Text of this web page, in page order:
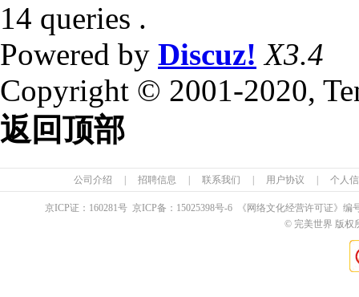
14 queries .
Powered by Discuz! X3.4
Copyright © 2001-2020,
返回顶部
公司介绍 招聘信息 联系我们 用户协议 个人
京ICP证： 160281号 京ICP备： 15025398号-6 《网络文化经营许可证》编
© 完美世界 版权